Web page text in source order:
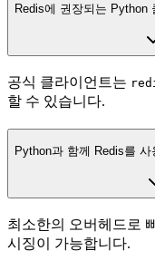
Redis에 권장되는 Python
공식 클라이언트는
할 수 있습니다.
Python과 함께 Redis를
최소한의 오버헤드로
시징이 가능합니다.